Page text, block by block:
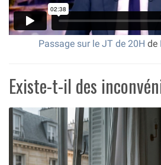
Passage sur le JT de 20H de
Existe-t-il des